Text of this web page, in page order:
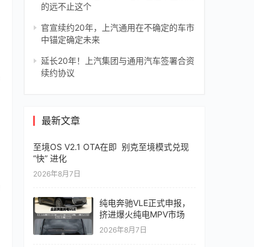
的远不止这个
官宣续约20年，上汽通用在不确定的车市
中锚定确定未来
延长20年！上汽集团与通用汽车签署合资
续约协议
最新文章
至境OS V2.1 OTA在即 别克至境模式兑现
“快” 进化
2026年8月7日
纯电奔驰VLE正式申报，
挤进爆火纯电MPV市场
2026年8月7日